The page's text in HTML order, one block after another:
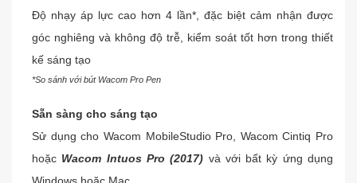
Độ nhạy áp lực cao hơn 4 lần*, đặc biệt cảm nhận được
góc nghiêng và không độ trễ, kiểm soát tốt hơn trong thiết
kế sáng tạo
*So sánh với bút Wacom Pro Pen
Sẵn sàng cho sáng tạo
Sử dụng cho Wacom MobileStudio Pro, Wacom Cintiq Pro
hoặc Wacom Intuos Pro (2017) và với bất kỳ ứng dụng
Windows hoặc Mac